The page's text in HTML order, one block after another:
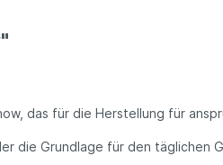
das für die Herstellung für
die Grundlage für den täglichen